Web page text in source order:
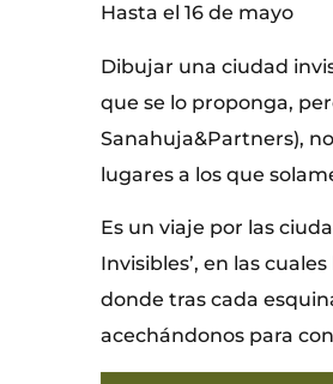
Hasta el 16 de mayo
Dibujar una ciudad
que se lo proponga,
Sanahuja&Partners),
lugares a los que
Es un viaje por las
Invisibles’, en las
donde tras cada
acechándonos para